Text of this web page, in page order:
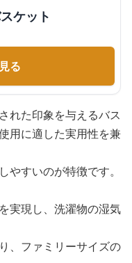
ケット
る
れた印象を与えるバス
用に適した実用性を兼
すいのが特徴です。
実現し、洗濯物の湿気
、ファミリーサイズの